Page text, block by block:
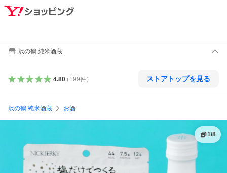
沢の鶴 純米酒蔵
4.80（ 199件） ストアトップを見る
沢の鶴 純米酒蔵 お酒
1/8